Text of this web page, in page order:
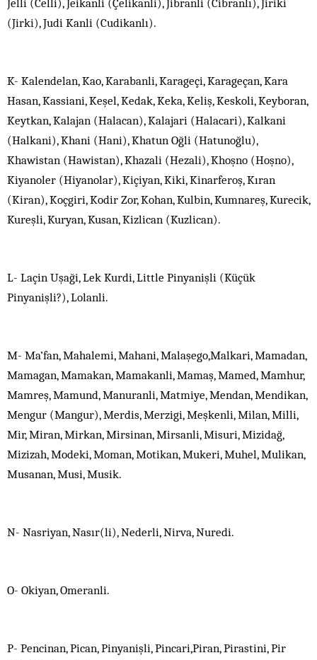
Jelli (Celli), Jeikanli (Çelikanli), Jibranli (Cibranlı), Jiriki
(Jirki), Judi Kanli (Cudikanlı).
K- Kalendelan, Kao, Karabanli, Karageçi, Karageçan, Kara
Hasan, Kassiani, Keşel, Kedak, Keka, Keliş, Keskoli, Keyboran,
Keytkan, Kalajan (Halacan), Kalajari (Halacari), Kalkani
(Halkani), Khani (Hani), Khatun Oğli (Hatunoğlu),
Khawistan (Hawistan), Khazali (Hezali), Khoşno (Hoşno),
Kiyanoler (Hiyanolar), Kiçiyan, Kiki, Kinarferoş, Kıran
(Kiran), Koçgiri, Kodir Zor, Kohan, Kulbin, Kumnareş, Kurecik,
Kureşli, Kuryan, Kusan, Kizlican (Kuzlican).
L- Laçin Uşaği, Lek Kurdi, Little Pinyanişli (Küçük
Pinyanişli?), Lolanli.
M- Ma’fan, Mahalemi, Mahani, Malaşego,Malkari, Mamadan,
Mamagan, Mamakan, Mamakanli, Mamaş, Mamed, Mamhur,
Mamreş, Mamund, Manuranli, Matmiye, Mendan, Mendikan,
Mengur (Mangur), Merdis, Merzigi, Meşkenli, Milan, Milli,
Mir, Miran, Mirkan, Mirsinan, Mirsanli, Misuri, Mizidağ,
Mizizah, Modeki, Moman, Motikan, Mukeri, Muhel, Mulikan,
Musanan, Musi, Musik.
N- Nasriyan, Nasır(li), Nederli, Nirva, Nuredi.
O- Okiyan, Omeranli.
P- Pencinan, Pican, Pinyanişli, Pincari,Piran, Pirastini, Pir